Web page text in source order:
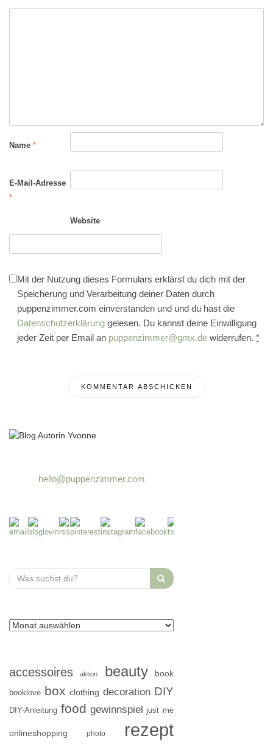
Name *
E-Mail-Adresse
*
Website
Mit der Nutzung dieses Formulars erklärst du dich mit der
Speicherung und Verarbeitung deiner Daten durch
puppenzimmer.com einverstanden und und du hast die
Datenschutzerklärung gelesen. Du kannst deine Einwilligung
jeder Zeit per Email an puppenzimmer@gmx.de widerrufen. *
hello@puppenzimmer.com
Search
for:
accessoires aktion beauty book
booklove box clothing decoration DIY
DIY-Anleitung food gewinnspiel just me
onlineshopping photo rezept